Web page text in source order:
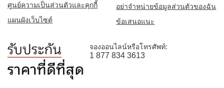
ศูนย์ความเป็นส่วนตัวและคุกกี้
อย่าจำหน่ายข้อมูลส่วนตัวของฉัน
แผนผังเว็บไซต์
ข้อเสนอแนะ
จองออนไลน์หรือโทรศัพท์:
1 877 834 3613